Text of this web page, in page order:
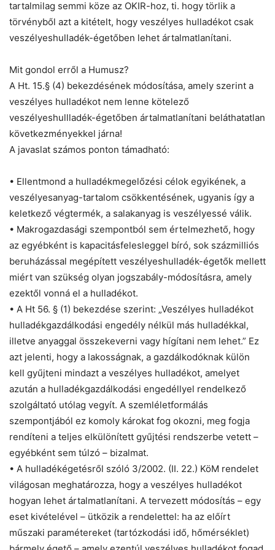
tartalmilag semmi köze az OKIR-hoz, ti. hogy törlik a
törvényből azt a kitételt, hogy veszélyes hulladékot csak
veszélyeshulladék-égetőben lehet ártalmatlanítani.
Mit gondol erről a Humusz?
A Ht. 15.§ (4) bekezdésének módosítása, amely szerint a
veszélyes hulladékot nem lenne kötelező
veszélyeshullladék-égetőben ártalmatlanítani beláthatatlan
következményekkel járna!
A javaslat számos ponton támadható:
• Ellentmond a hulladékmegelőzési célok egyikének, a
veszélyesanyag-tartalom csökkentésének, ugyanis így a
keletkező végtermék, a salakanyag is veszélyessé válik.
• Makrogazdasági szempontból sem értelmezhető, hogy
az egyébként is kapacitásfelesleggel bíró, sok százmilliós
beruházással megépített veszélyeshulladék-égetők mellett
miért van szükség olyan jogszabály-módosításra, amely
ezektől vonná el a hulladékot.
• A Ht 56. § (1) bekezdése szerint: „Veszélyes hulladékot
hulladékgazdálkodási engedély nélkül más hulladékkal,
illetve anyaggal összekeverni vagy hígítani nem lehet.” Ez
azt jelenti, hogy a lakosságnak, a gazdálkodóknak külön
kell gyűjteni mindazt a veszélyes hulladékot, amelyet
azután a hulladékgazdálkodási engedéllyel rendelkező
szolgáltató utólag vegyít. A szemléletformálás
szempontjából ez komoly károkat fog okozni, meg fogja
rendíteni a teljes elkülönített gyűjtési rendszerbe vetett –
egyébként sem túlzó – bizalmat.
• A hulladékégetésről szóló 3/2002. (II. 22.) KöM rendelet
világosan meghatározza, hogy a veszélyes hulladékot
hogyan lehet ártalmatlanítani. A tervezett módosítás – egy
eset kivételével – ütközik a rendelettel: ha az előírt
műszaki paramétereket (tartózkodási idő, hőmérséklet)